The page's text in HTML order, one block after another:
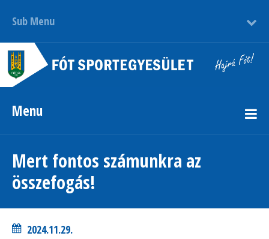
Sub Menu
Menu
Mert fontos számunkra az
összefogás!
2024.11.29.